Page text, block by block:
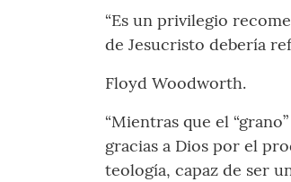
“Es un privilegio
de Jesucristo debería
Floyd Woodworth.
“Mientras que el
gracias a Dios por el
teología, capaz de ser